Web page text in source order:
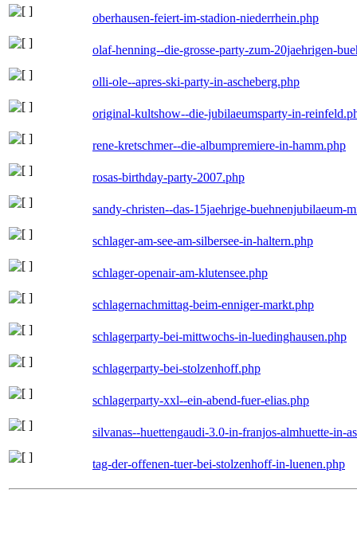
oberhausen-feiert-im-stadion-niederrhein.php
olaf-henning--die-grosse-party-zum-20jaehrigen-
olli-ole--apres-ski-party-in-ascheberg.php
original-kultshow--die-jubilaeumsparty-in-
rene-kretschmer--die-albumpremiere-in-hamm.php
rosas-birthday-party-2007.php
sandy-christen--das-15jaehrige-buehnenjubilaeum-
schlager-am-see-am-silbersee-in-haltern.php
schlager-openair-am-klutensee.php
schlagernachmittag-beim-enniger-markt.php
schlagerparty-bei-mittwochs-in-luedinghausen.php
schlagerparty-bei-stolzenhoff.php
schlagerparty-xxl--ein-abend-fuer-elias.php
silvanas--huettengaudi-3.0-in-franjos-almhuette-in-
tag-der-offenen-tuer-bei-stolzenhoff-in-luenen.php